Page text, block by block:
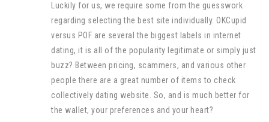
Luckily for us, we require some from the guesswork
regarding selecting the best site individually. OKCupid
versus POF are several the biggest labels in internet
dating, it is all of the popularity legitimate or simply just
buzz? Between pricing, scammers, and various other
people there are a great number of items to check
collectively dating website. So, and is much better for
the wallet, your preferences and your heart?